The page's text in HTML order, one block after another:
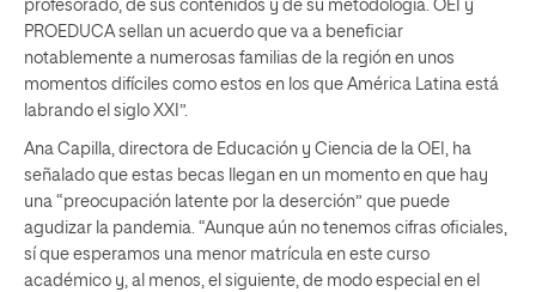
profesorado, de sus contenidos y de su metodología. OEI y
PROEDUCA sellan un acuerdo que va a beneficiar
notablemente a numerosas familias de la región en unos
momentos difíciles como estos en los que América Latina está
labrando el siglo XXI”.
Ana Capilla, directora de Educación y Ciencia de la OEI, ha
señalado que estas becas llegan en un momento en que hay
una “preocupación latente por la deserción” que puede
agudizar la pandemia. “Aunque aún no tenemos cifras oficiales,
sí que esperamos una menor matrícula en este curso
académico y, al menos, el siguiente, de modo especial en el